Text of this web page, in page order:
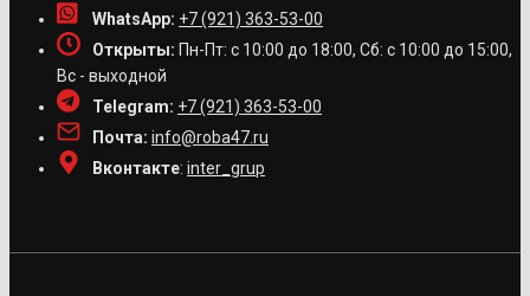
WhatsApp: +7 (921) 363-53-00
Открыты: Пн-Пт: с 10:00 до 18:00, Сб: с 10:00 до 15:00,
Вс - выходной
Telegram: +7 (921) 363-53-00
Почта: info@roba47.ru
Вконтакте: inter_grup